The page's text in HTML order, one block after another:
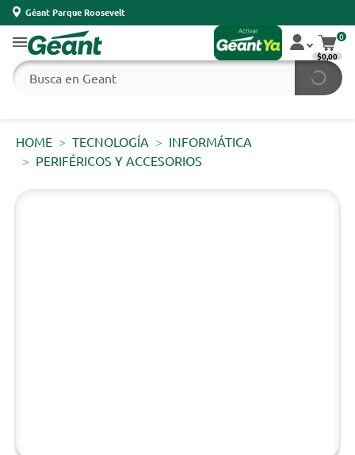
Géant Parque Roosevelt
0
$0,00
HOME TECNOLOGÍA
INFORMÁTICA
PERIFÉRICOS Y ACCESORIOS